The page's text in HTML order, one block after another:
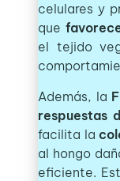
celulares y
que
el tejido
Además, la
respuestas
facilita la
al hongo
eficiente.